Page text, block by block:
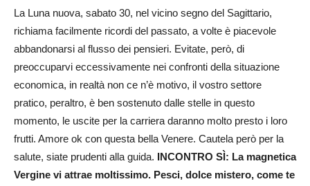
La Luna nuova, sabato 30, nel vicino segno del Sagittario,
richiama facilmente ricordi del passato, a volte è piacevole
abbandonarsi al flusso dei pensieri. Evitate, però, di
preoccuparvi eccessivamente nei confronti della situazione
economica, in realtà non ce n’è motivo, il vostro settore
pratico, peraltro, è ben sostenuto dalle stelle in questo
momento, le uscite per la carriera daranno molto presto i loro
frutti. Amore ok con questa bella Venere. Cautela però per la
salute, siate prudenti alla guida. INCONTRO SÌ: La magnetica
Vergine vi attrae moltissimo. Pesci, dolce mistero, come te